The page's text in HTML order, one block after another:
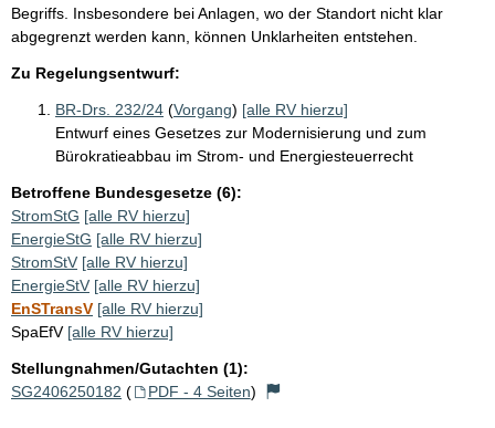
Begriffs. Insbesondere bei Anlagen, wo der Standort nicht klar
abgegrenzt werden kann, können Unklarheiten entstehen.
Zu Regelungsentwurf:
BR-Drs. 232/24 (Vorgang) [alle RV hierzu]
Entwurf eines Gesetzes zur Modernisierung und zum
Bürokratieabbau im Strom- und Energiesteuerrecht
Betroffene Bundesgesetze (6):
StromStG [alle RV hierzu]
EnergieStG [alle RV hierzu]
StromStV [alle RV hierzu]
EnergieStV [alle RV hierzu]
EnSTransV [alle RV hierzu]
SpaEfV [alle RV hierzu]
Stellungnahmen/Gutachten (1):
SG2406250182 ( PDF - 4 Seiten)